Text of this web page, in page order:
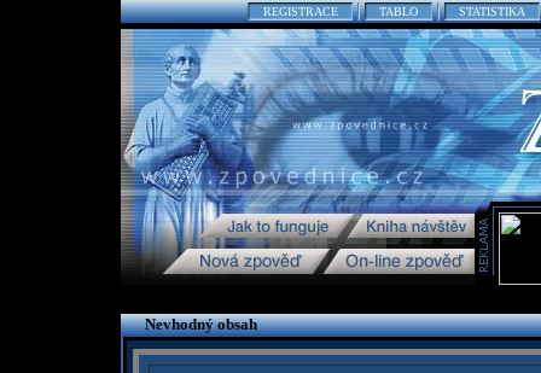
REGISTRACE TABLO STATISTIKA
Nevhodný obsah